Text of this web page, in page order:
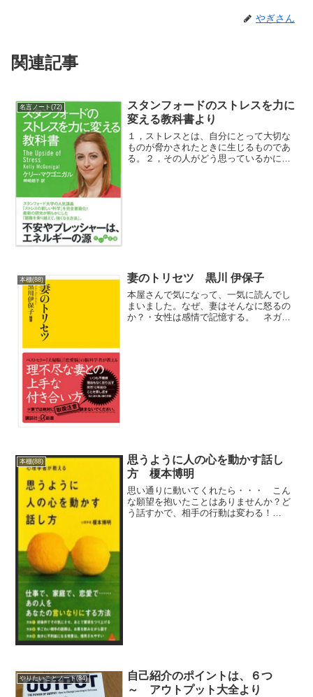
やぎさん
関連記事
名言ノート(72)
スタンフォードのストレスを力に
変える教科書より
１，ストレスとは、自分にとって大切な
ものが脅かされたときに生じるものであ
る。２，その人がどう思っているかによ
本棚(88) 妻のトリセツ 黒川 伊保子
本屋さんで気になって、一気に読んでし
まいました。なぜ、妻はそんなに怒るの
か？・女性は感情で記憶する。 ネガテ
本棚(88)
思うように人の心を動かす話し
方 榎本博明
思い通りに動いてくれたら・・・ こん
な願望を抱いたことはありませんか？ど
う話すかで、相手の行動は変わる！
やりたいことノート(84)
自己紹介のポイントは、６つ
～ アウトプット大全より